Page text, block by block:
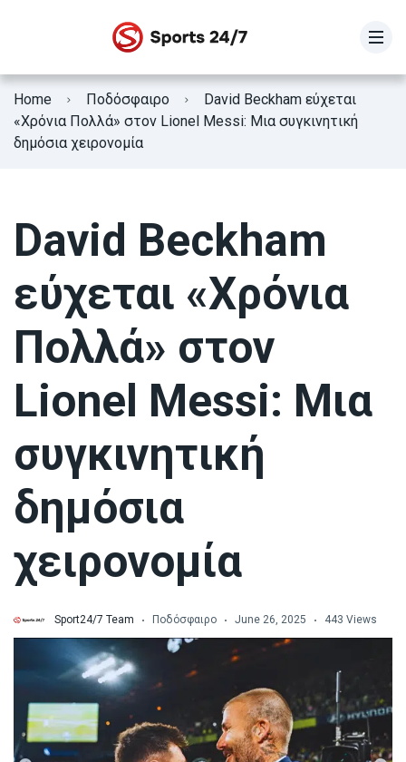
Home Ποδόσφαιρο
David Beckham εύχεται
«Χρόνια Πολλά» στον Lionel Messi: Μια συγκινητική
δημόσια χειρονομία
David Beckham
εύχεται «Χρόνια
Πολλά» στον
Lionel Messi: Μια
συγκινητική
δημόσια
χειρονομία
Sport24/7 Team Ποδόσφαιρο June 26, 2025 443 Views
SUPER LEAGUE 2
ΕΘΝΙΚΗ ΕΛΛΑΔΟΣ
Fifa Club World Cup